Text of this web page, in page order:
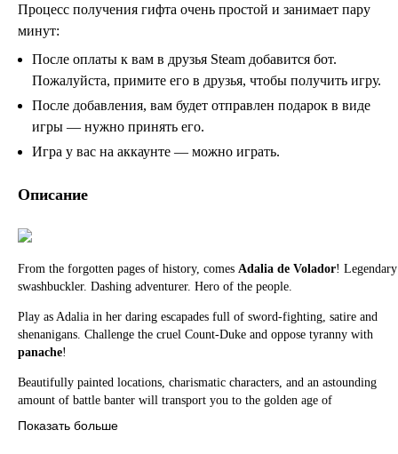
Процесс получения гифта очень простой и занимает пару
минут:
После оплаты к вам в друзья Steam добавится бот.
Пожалуйста, примите его в друзья, чтобы получить игру.
После добавления, вам будет отправлен подарок в виде
игры — нужно принять его.
Игра у вас на аккаунте — можно играть.
Описание
From the forgotten pages of history, comes Adalia de Volador! Legendary
swashbuckler. Dashing adventurer. Hero of the people.
Play as Adalia in her daring escapades full of sword-fighting, satire and
shenanigans. Challenge the cruel Count-Duke and oppose tyranny with
panache!
Beautifully painted locations, charismatic characters, and an astounding
amount of battle banter will transport you to the golden age of
Показать больше